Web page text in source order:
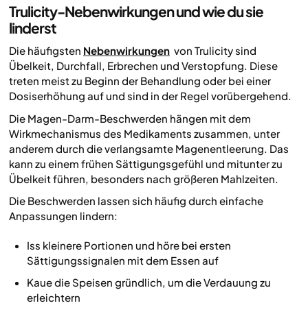
Trulicity-Nebenwirkungen und wie du sie
linderst
Die häufigsten Nebenwirkungen von Trulicity sind
Übelkeit, Durchfall, Erbrechen und Verstopfung. Diese
treten meist zu Beginn der Behandlung oder bei einer
Dosiserhöhung auf und sind in der Regel vorübergehend.
Die Magen-Darm-Beschwerden hängen mit dem
Wirkmechanismus des Medikaments zusammen, unter
anderem durch die verlangsamte Magenentleerung. Das
kann zu einem frühen Sättigungsgefühl und mitunter zu
Übelkeit führen, besonders nach größeren Mahlzeiten.
Die Beschwerden lassen sich häufig durch einfache
Anpassungen lindern:
Iss kleinere Portionen und höre bei ersten
Sättigungssignalen mit dem Essen auf
Kaue die Speisen gründlich, um die Verdauung zu
erleichtern